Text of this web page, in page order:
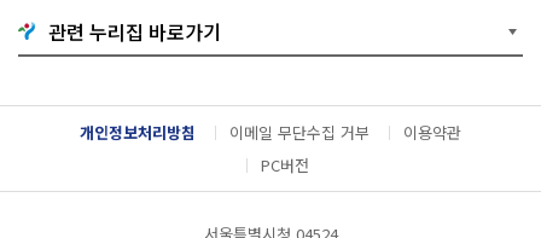
기
G
o
g
l
e
l
e
서
다
운
드
관련 누리집 바로가기
개인정보처리방침 이메일 무단수집 거부
이용약관
PC버전